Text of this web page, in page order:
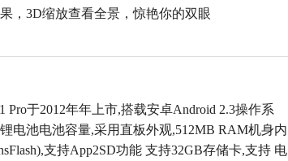
，3D缩放查看全景，惊艳你的双眼
Pro于2012年年上市,搭载安卓Android 2.3操作系
电池电池容量,采用直板外观,512MB RAM机身内
支持App2SD功能 支持32GB存储卡,支持 电